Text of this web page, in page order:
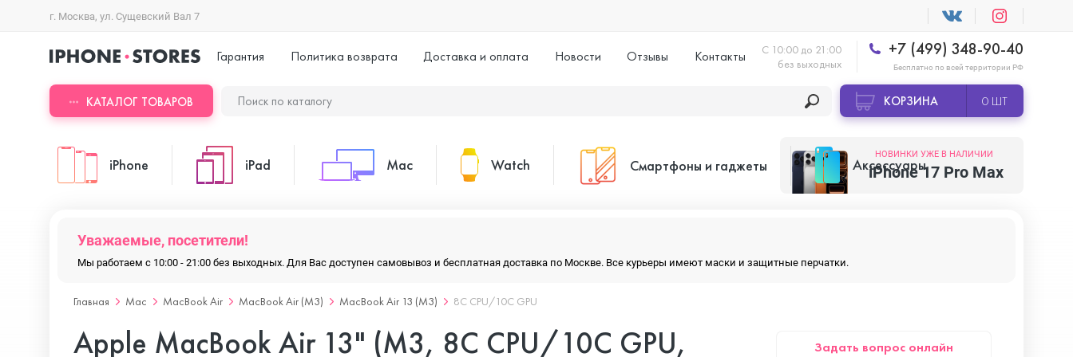
г. Москва, ул. Сущевский Вал 7
Гарантия Политика возврата Доставка и оплата Новости Отзывы Контакты
С 10:00 до 21:00
без выходных
+7 (499) 348-90-40
Бесплатно по всей территории РФ
КАТАЛОГ ТОВАРОВ КОРЗИНА 0 ШТ
iPhone
iPhone 17 Pro
iPad
iPad Air
Mac
MacBook Air
Watch
Watch Series 10
Смартфоны и гаджеты Аксессуары
НОВИНКИ УЖЕ В НАЛИЧИИ
iPhone 17 Pro Max
Уважаемые, посетители!
Мы работаем с 10:00 - 21:00 без выходных. Для Вас доступен самовывоз и бесплатная доставка по Москве. Все курьеры имеют маски и защитные перчатки.
Главная Mac MacBook Air MacBook Air (M3) MacBook Air 13 (M3) 8C CPU/10C GPU
Apple MacBook Air 13" (M3, 8C CPU/10C GPU,
Задать вопрос онлайн